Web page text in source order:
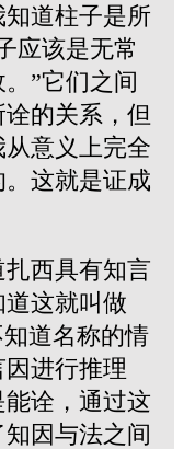
道柱子是所
应该是无常
”它们之间
的关系，但
意义上完全
这就是证成
西具有知言
这就叫做
道名称的情
进行推理
诠，通过这
因与法之间